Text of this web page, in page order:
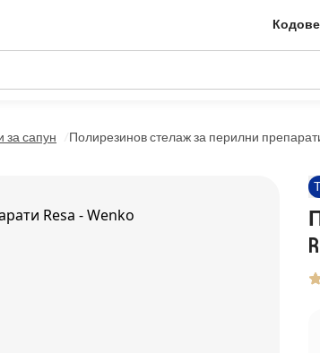
за сапун Полирезинов стелаж за перилни